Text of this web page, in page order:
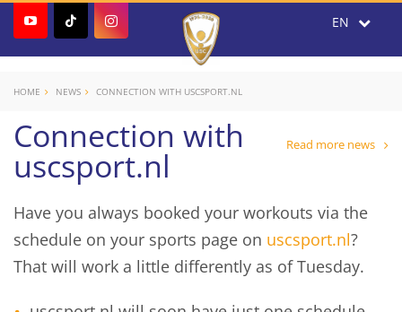
HOME NEWS CONNECTION WITH USCSPORT.NL
Read more news
Connection with
uscsport.nl
Have you always booked your workouts via the
schedule on your sports page on uscsport.nl?
That will work a little differently as of Tuesday.